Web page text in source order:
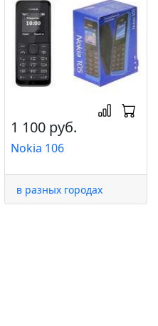
1 100 руб.
Nokia 106
в разных городах